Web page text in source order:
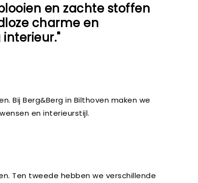
en zachte stoffen
charme en
Bij Berg&Berg in Bilthoven maken we
en interieurstijl.
Ten tweede hebben we verschillende